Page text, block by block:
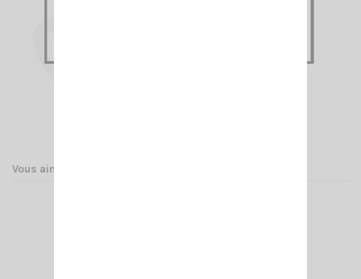
Vous aimerez aussi